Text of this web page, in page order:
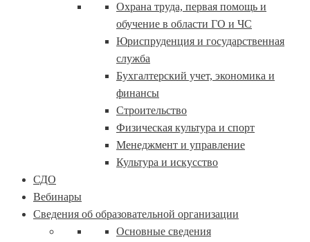
Охрана труда, первая помощь и
обучение в области ГО и ЧС
Юриспруденция и государственная
служба
Бухгалтерский учет, экономика и
финансы
Строительство
Физическая культура и спорт
Менеджмент и управление
Культура и искусство
СДО
Вебинары
Сведения об образовательной организации
Основные сведения